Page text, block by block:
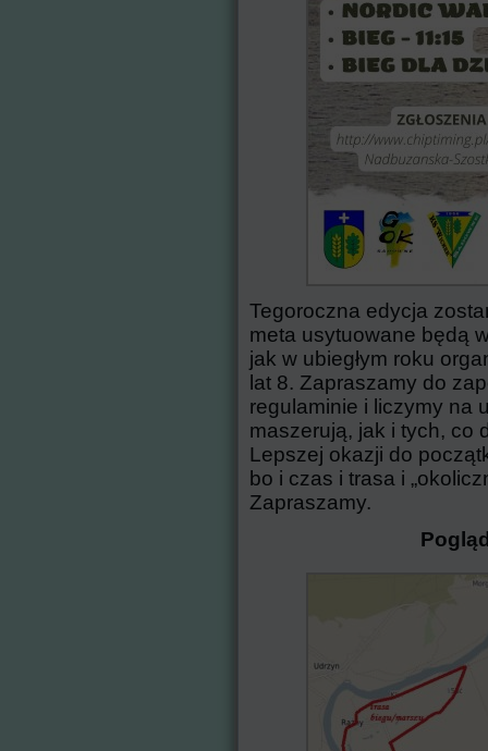
Tegoroczna edycja
meta usytuowane będą
jak w ubiegłym roku
lat 8. Zapraszamy do
regulaminie i liczymy na
maszerują, jak i tych, co
Lepszej okazji do
bo i czas i trasa i
Zapraszamy.